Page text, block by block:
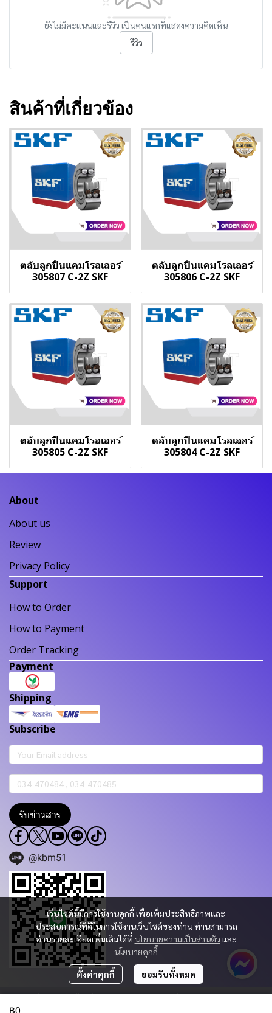
ยังไม่มีคะแนนและรีวิว เป็นคนแรกที่แสดงความคิดเห็น
รีวิว
สินค้าที่เกี่ยวข้อง
ตลับลูกปืนแคมโรลเลอร์
305807 C-2Z SKF
ตลับลูกปืนแคมโรลเลอร์
305806 C-2Z SKF
ตลับลูกปืนแคมโรลเลอร์
305805 C-2Z SKF
ตลับลูกปืนแคมโรลเลอร์
305804 C-2Z SKF
เว็บไซต์นี้มีการใช้งานคุกกี้ เพื่อเพิ่มประสิทธิภาพและ
ประสบการณ์ที่ดีในการใช้งานเว็บไซต์ของท่าน ท่านสามารถ
อ่านรายละเอียดเพิ่มเติมได้ที่ นโยบายความเป็นส่วนตัว และ
นโยบายคุกกี้
ตั้งค่าคุกกี้ ยอมรับทั้งหมด
About
About us
Review
Privacy Policy
Support
How to Order
How to Payment
Order Tracking
Payment
Shipping
Subscribe
รับข่าวสาร
@kbm51
Copyright 2023 | All Rights Reserved | Powered by KBM PART & TRADING